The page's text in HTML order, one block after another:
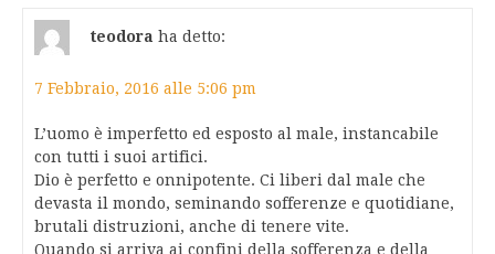
teodora ha detto:
7 Febbraio, 2016 alle 5:06 pm
L’uomo è imperfetto ed esposto al male, instancabile
con tutti i suoi artifici.
Dio è perfetto e onnipotente. Ci liberi dal male che
devasta il mondo, seminando sofferenze e quotidiane,
brutali distruzioni, anche di tenere vite.
Quando si arriva ai confini della sofferenza e della